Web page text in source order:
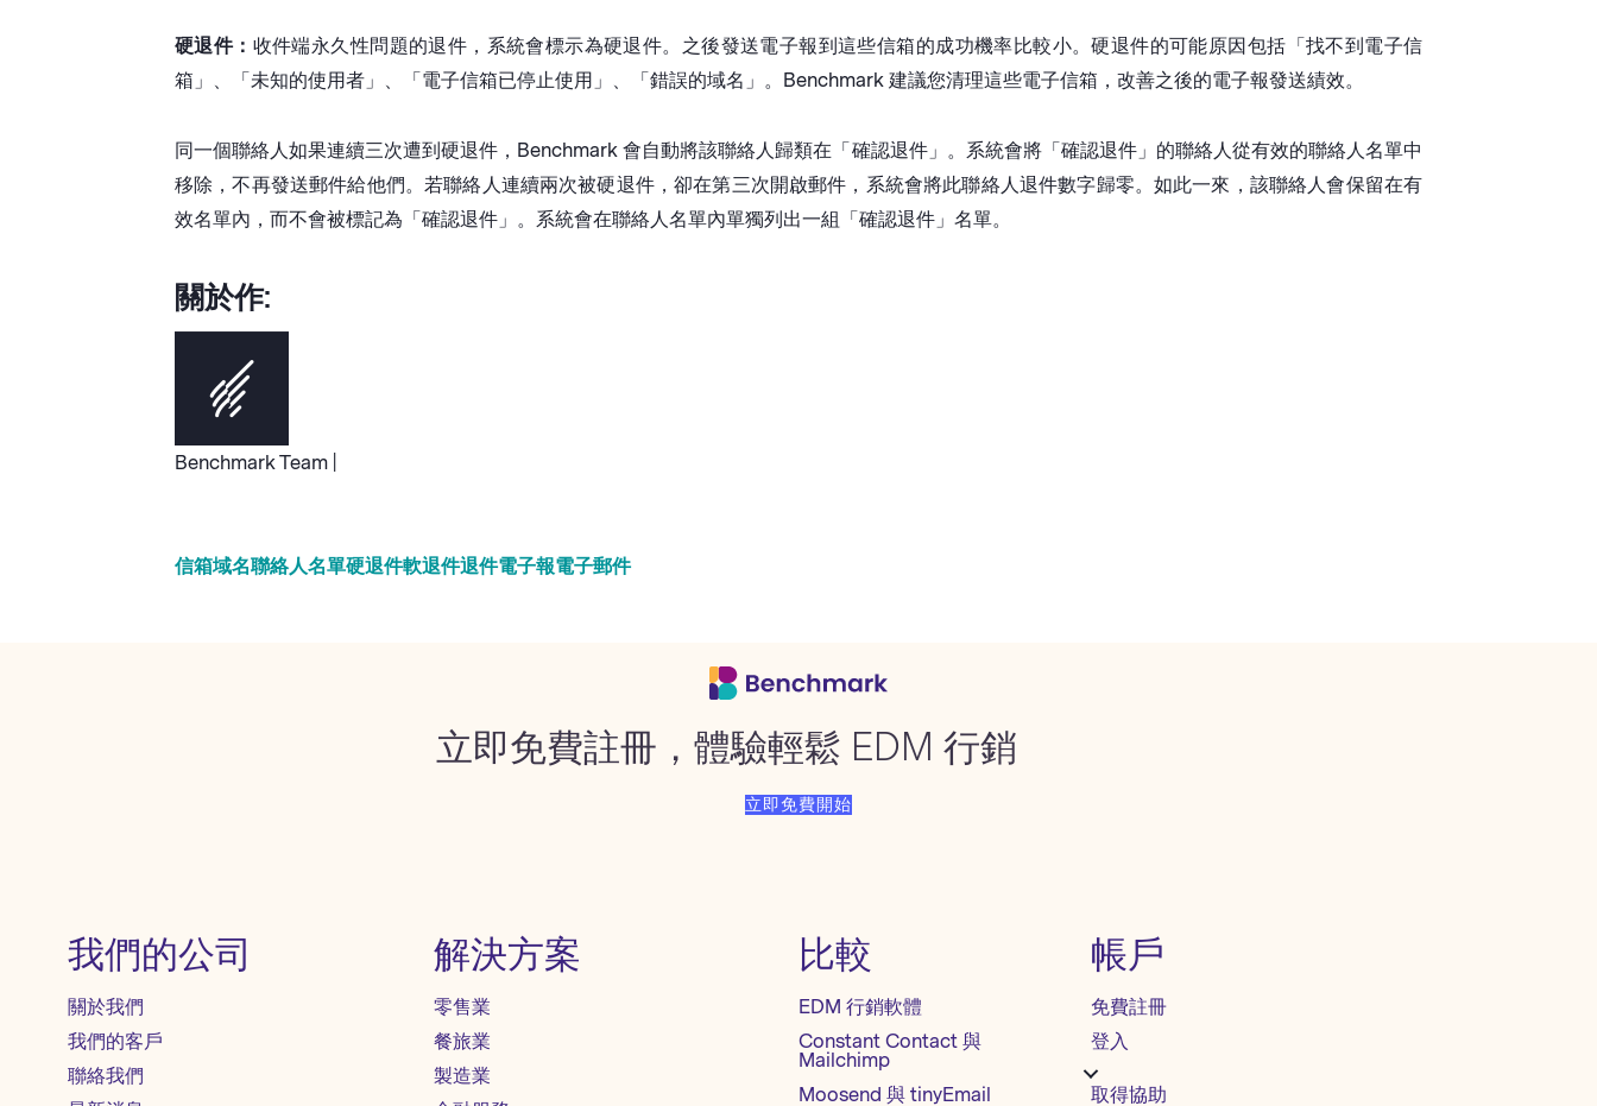
硬退件： 收件端永久性問題的退件，系統會標示為硬退件。之後發送電子報到這些信箱的成功機率比較小。硬退件的可能原因包括「找不到電子信
箱」、「未知的使用者」、「電子信箱已停止使用」、「錯誤的域名」。Benchmark 建議您清理這些電子信箱，改善之後的電子報發送績效。
同一個聯絡人如果連續三次遭到硬退件，Benchmark 會自動將該聯絡人歸類在「確認退件」。系統會將「確認退件」的聯絡人從有效的聯絡人名單中
移除，不再發送郵件給他們。若聯絡人連續兩次被硬退件，卻在第三次開啟郵件，系統會將此聯絡人退件數字歸零。如此一來，該聯絡人會保留在有
效名單內，而不會被標記為「確認退件」。系統會在聯絡人名單內單獨列出一組「確認退件」名單。
關於作:
Benchmark Team |
信箱域名聯絡人名單硬退件軟退件退件電子報電子郵件
立即免費註冊，體驗輕鬆 EDM 行銷
立即免費開始
我們的公司
關於我們
我們的客戶
聯絡我們
解決方案
零售業
餐旅業
製造業
比較
EDM 行銷軟體
Constant Contact 與
Mailchimp
Moosend 與 tinyEmail
帳戶
免費註冊
登入
取得協助